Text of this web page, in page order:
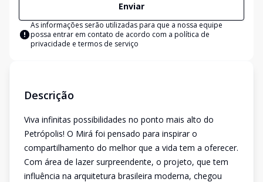
Enviar
As informações serão utilizadas para que a nossa equipe
possa entrar em contato de acordo com a política de
privacidade e termos de serviço
Descrição
Viva infinitas possibilidades no ponto mais alto do
Petrópolis! O Mirá foi pensado para inspirar o
compartilhamento do melhor que a vida tem a oferecer.
Com área de lazer surpreendente, o projeto, que tem
influência na arquitetura brasileira moderna, chegou